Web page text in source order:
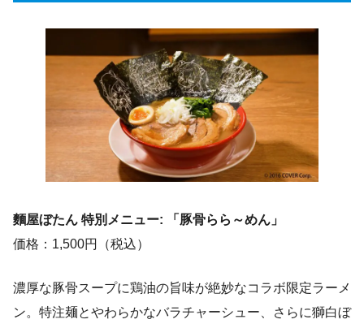
麵屋ぼたん 特別メニュー: 「豚骨らら～めん」
価格：1,500円（税込）
濃厚な豚骨スープに鶏油の旨味が絶妙なコラボ限定ラーメ
ン。特注麺とやわらかなバラチャーシュー、さらに獅白ぼ